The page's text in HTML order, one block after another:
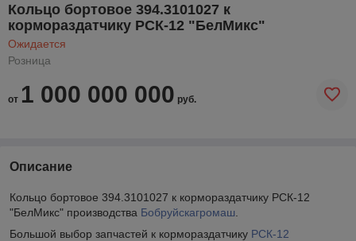
Кольцо бортовое 394.3101027 к
кормораздатчику РСК-12 "БелМикс"
Ожидается
Розница
от 1 000 000 000 руб.
Описание
Кольцо бортовое 394.3101027 к кормораздатчику РСК-12
"БелМикс" производства Бобруйскагромаш
Большой выбор запчастей к кормораздатчику РСК-12